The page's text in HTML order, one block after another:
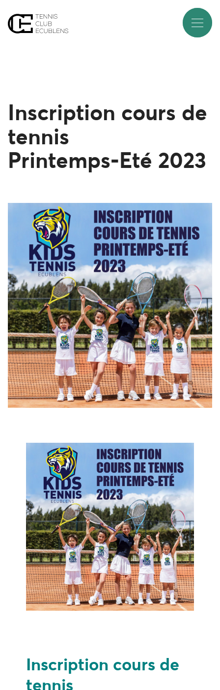
Inscription cours de
tennis
Printemps-Eté 2023
Inscription cours de
tennis